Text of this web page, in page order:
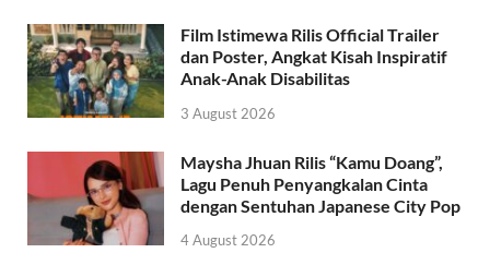
Film Istimewa Rilis Official Trailer
dan Poster, Angkat Kisah Inspiratif
Anak-Anak Disabilitas
3 August 2026
Maysha Jhuan Rilis “Kamu Doang”,
Lagu Penuh Penyangkalan Cinta
dengan Sentuhan Japanese City Pop
4 August 2026